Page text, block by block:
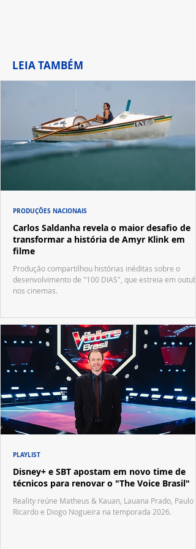
LEIA TAMBÉM
Carlos Saldanha revela o maior desafio de
transformar a história de Amyr Klink em
filme
Produção compartilhou histórias inéditas sobre o
desenvolvimento de "100 DIAS", que estreia em
nos cinemas.
PRODUÇÕES NACIONAIS
Disney+ e SBT apostam em novo time de
técnicos para renovar o "The Voice Brasil"
Reality reúne Matheus & Kauan, Lauana Prado, Paulo
Ricardo e Diogo Nogueira na temporada 2026.
PLAYLIST